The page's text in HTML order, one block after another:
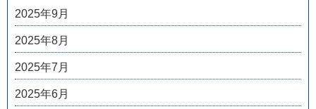
2025年9月
2025年8月
2025年7月
2025年6月